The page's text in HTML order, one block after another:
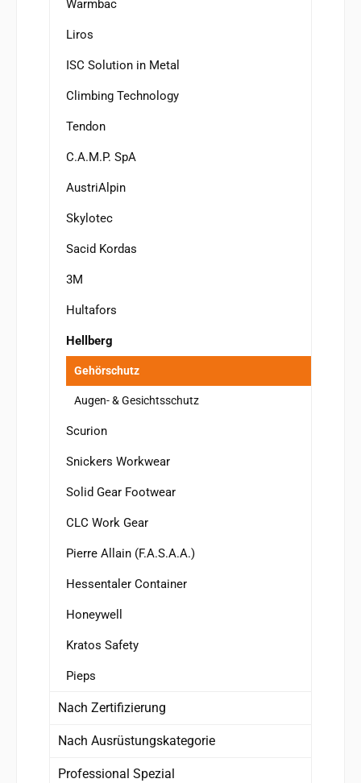
Warmbac
Liros
ISC Solution in Metal
Climbing Technology
Tendon
C.A.M.P. SpA
AustriAlpin
Skylotec
Sacid Kordas
3M
Hultafors
Hellberg
Gehörschutz
Augen- & Gesichtsschutz
Scurion
Snickers Workwear
Solid Gear Footwear
CLC Work Gear
Pierre Allain (F.A.S.A.A.)
Hessentaler Container
Honeywell
Kratos Safety
Pieps
Nach Zertifizierung
Nach Ausrüstungskategorie
Professional Spezial